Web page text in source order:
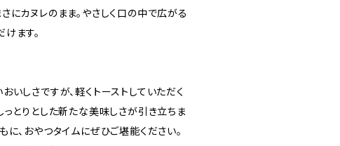
にカヌレのまま。やさしく口の中で広がる
ます。
いしさですが、軽くトーストしていただく
っとりとした新たな美味しさが引き立ちま
に、おやつタイムにぜひご堪能ください。